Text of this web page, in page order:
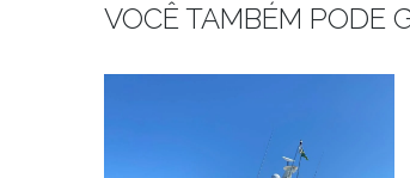
VOCÊ TAMBÉM PODE